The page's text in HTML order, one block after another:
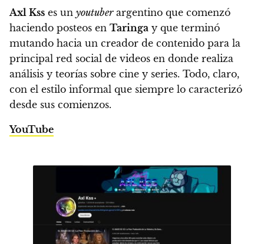
Axl Kss es un youtuberargentino que comenzó
haciendo posteos en Taringa y que terminó
mutando hacia un creador de contenido para la
principal red social de videos en donde realiza
análisis y teorías sobre cine y series. Todo, claro,
con el estilo informal que siempre lo caracterizó
desde sus comienzos.
YouTube